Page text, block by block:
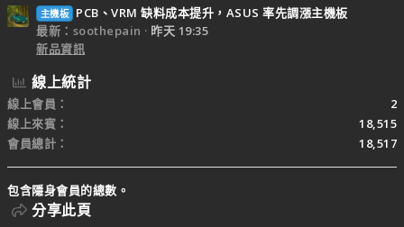
主機板
PCB、VRM 缺料成本提升，ASUS 率先調漲主機板
最新：soothepain
昨天 19:35
新品資訊
線上統計
線上會員
2
線上來賓
18,515
會員總計
18,517
包含隱身會員的總數。
分享此頁